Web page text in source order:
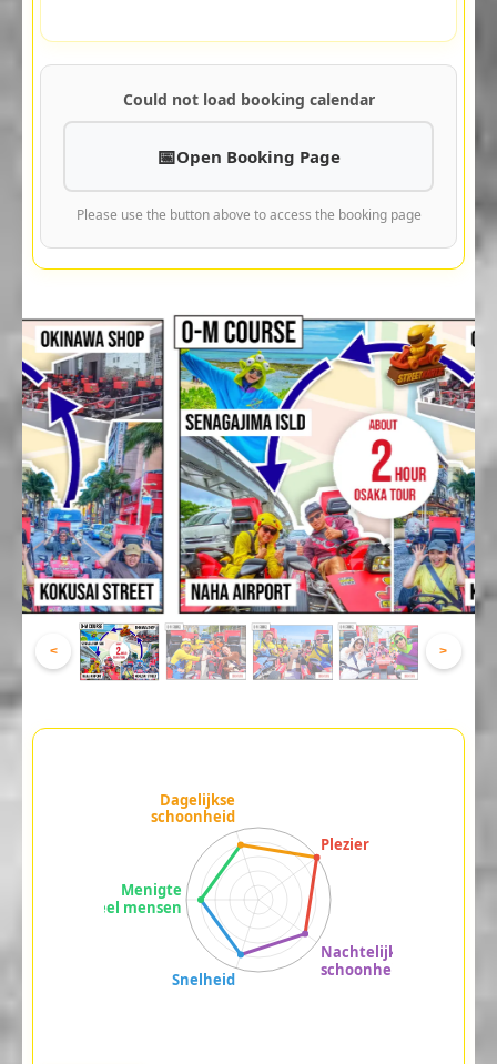
Could not load booking calendar
Open Booking Page
Please use the button above to access the booking page
< >